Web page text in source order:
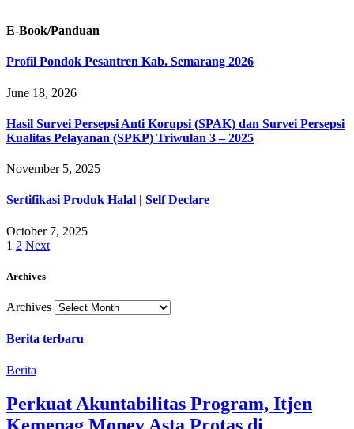
E-Book/Panduan
Profil Pondok Pesantren Kab. Semarang 2026
June 18, 2026
Hasil Survei Persepsi Anti Korupsi (SPAK) dan Survei Persepsi
Kualitas Pelayanan (SPKP) Triwulan 3 – 2025
November 5, 2025
Sertifikasi Produk Halal | Self Declare
October 7, 2025
1 2 Next
Archives
Archives
Berita terbaru
Berita
Perkuat Akuntabilitas Program, Itjen
Kemenag Monev Asta Protas di